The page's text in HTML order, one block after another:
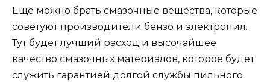
Еще можно брать смазочные вещества, которые
советуют производители бензо и электропил.
Тут будет лучший расход и высочайшее
качество смазочных материалов, которое будет
служить гарантией долгой службы пильного